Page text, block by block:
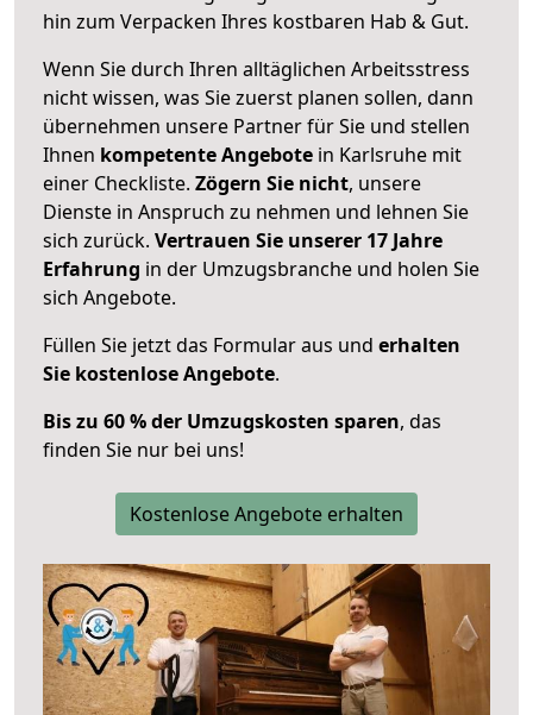
hin zum Verpacken Ihres kostbaren Hab & Gut.
Wenn Sie durch Ihren alltäglichen Arbeitsstress
nicht wissen, was Sie zuerst planen sollen, dann
übernehmen unsere Partner für Sie und stellen
Ihnen kompetente Angebote in Karlsruhe mit
einer Checkliste. Zögern Sie nicht, unsere
Dienste in Anspruch zu nehmen und lehnen Sie
sich zurück. Vertrauen Sie unserer 17 Jahre
Erfahrung in der Umzugsbranche und holen Sie
sich Angebote.
Füllen Sie jetzt das Formular aus und erhalten
Sie kostenlose Angebote.
Bis zu 60 % der Umzugskosten sparen, das
finden Sie nur bei uns!
Kostenlose Angebote erhalten